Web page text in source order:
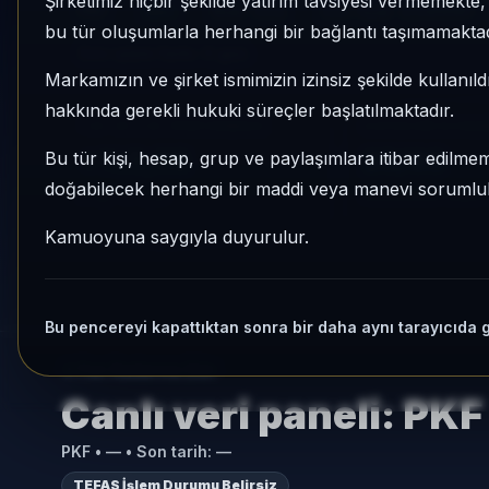
bu tür oluşumlarla herhangi bir bağlantı
Markamızın ve şirket ismimizin izinsiz şekilde
hakkında gerekli hukuki süreçler başlatılmaktadır.
Bu tür kişi, hesap, grup ve paylaşımlara itibar
doğabilecek herhangi bir maddi veya manevi
Kamuoyuna saygıyla duyurulur.
Bu pencereyi kapattıktan sonra bir daha aynı tarayıcıda
PKF Altın Risk:Orta Son fiyat:4,543061
+%3,38
3 Ay:%-5,16
25/63
Momentum bazlı
Canlı veri paneli:PKF
PKF • — • Son tarih: —
TEFAS İşlem Durumu Belirsiz